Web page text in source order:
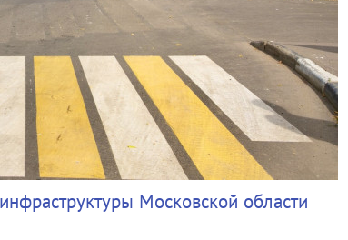
Московской области